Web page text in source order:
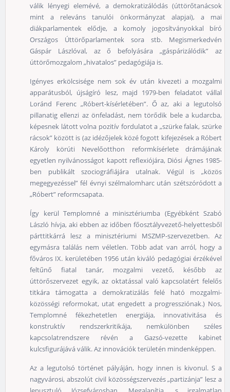
válik lényegi elemévé, a demokratizálódás (úttörőtanácsok
mint a releváns tanulói önkormányzat alapjai), a mai
diákparlamentek elődje, a komoly jogosítványokkal bíró
Országos Úttörőparlamentek sora stb. Megismerkedvén
Gáspár Lászlóval, az ő befolyására „gáspárizálódik” az
úttörőmozgalom „hivatalos” pedagógiája is.
Igényes erkölcsisége nem sok év után kivezeti a mozgalmi
apparátusból, újságíró lesz, majd 1979-ben feladatot vállal
Loránd Ferenc „Róbert-kísérletében”. Ő az, aki a legutolsó
pillanatig ellenzi az önfeladást, nem törődik bele a kudarcba,
képesnek látott volna pozitív fordulatot a „szürke falak, szürke
rácsok” között is (az idézőjelek közé fogott kifejezések a Róbert
Károly körúti Nevelőotthon reformkísérlete drámájának
egyetlen nyilvánosságot kapott reflexiójára, Diósi Ágnes 1985-
ben publikált szociográfiájára utalnak. Végül is „közös
megegyezéssel” fél évnyi szélmalomharc után szétszóródott a
„Róbert” reformcsapata.
Így kerül Templomné a minisztériumba (Egyébként Szabó
László hívja, aki ebben az időben főosztályvezető-helyettesből
párttitkárrá lesz a minisztériumi MSZMP-szervezetben. Az
egymásra találás nem véletlen. Több adat van arról, hogy a
főváros IX. kerületében 1956 után kiváló pedagógiai érzékével
feltűnő fiatal tanár, mozgalmi vezető, később az
úttörőszervezet egyik, az oktatással való kapcsolatért felelős
titkára támogatta a demokratizálás felé ható mozgalmi-
közösségi reformokat, utat engedett a progressziónak.) Nos,
Templomné fékezhetetlen energiája, innovativitása és
konstruktív rendszerkritikája, nemkülönben széles
kapcsolatrendszere révén a Gazsó-vezette kabinet
kulcsfigurájává válik. Az innovációk területén mindenképpen.
Az a legutolsó történet pályáján, hogy innen is kivonul. S a
nagyvárosi, abszolút civil közösségszervezés „partizánja” lesz a